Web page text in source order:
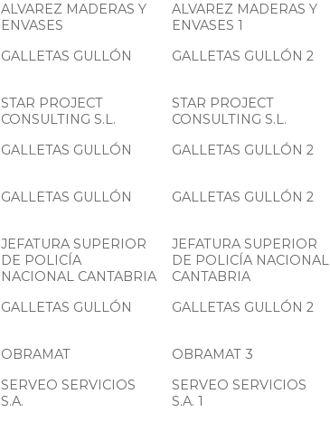
ALVAREZ MADERAS Y
ENVASES
ALVAREZ MADERAS Y
ENVASES 1
GALLETAS GULLÓN GALLETAS GULLÓN 2
STAR PROJECT
CONSULTING S.L.
STAR PROJECT
CONSULTING S.L.
GALLETAS GULLÓN GALLETAS GULLÓN 2
GALLETAS GULLÓN GALLETAS GULLÓN 2
JEFATURA SUPERIOR
DE POLICÍA
NACIONAL CANTABRIA
JEFATURA SUPERIOR
DE POLICÍA NACIONAL
CANTABRIA
GALLETAS GULLÓN GALLETAS GULLÓN 2
OBRAMAT OBRAMAT 3
SERVEO SERVICIOS
S.A.
SERVEO SERVICIOS
S.A. 1